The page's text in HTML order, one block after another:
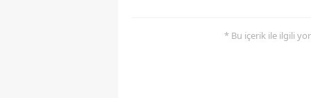
* Bu içerik ile ilgili